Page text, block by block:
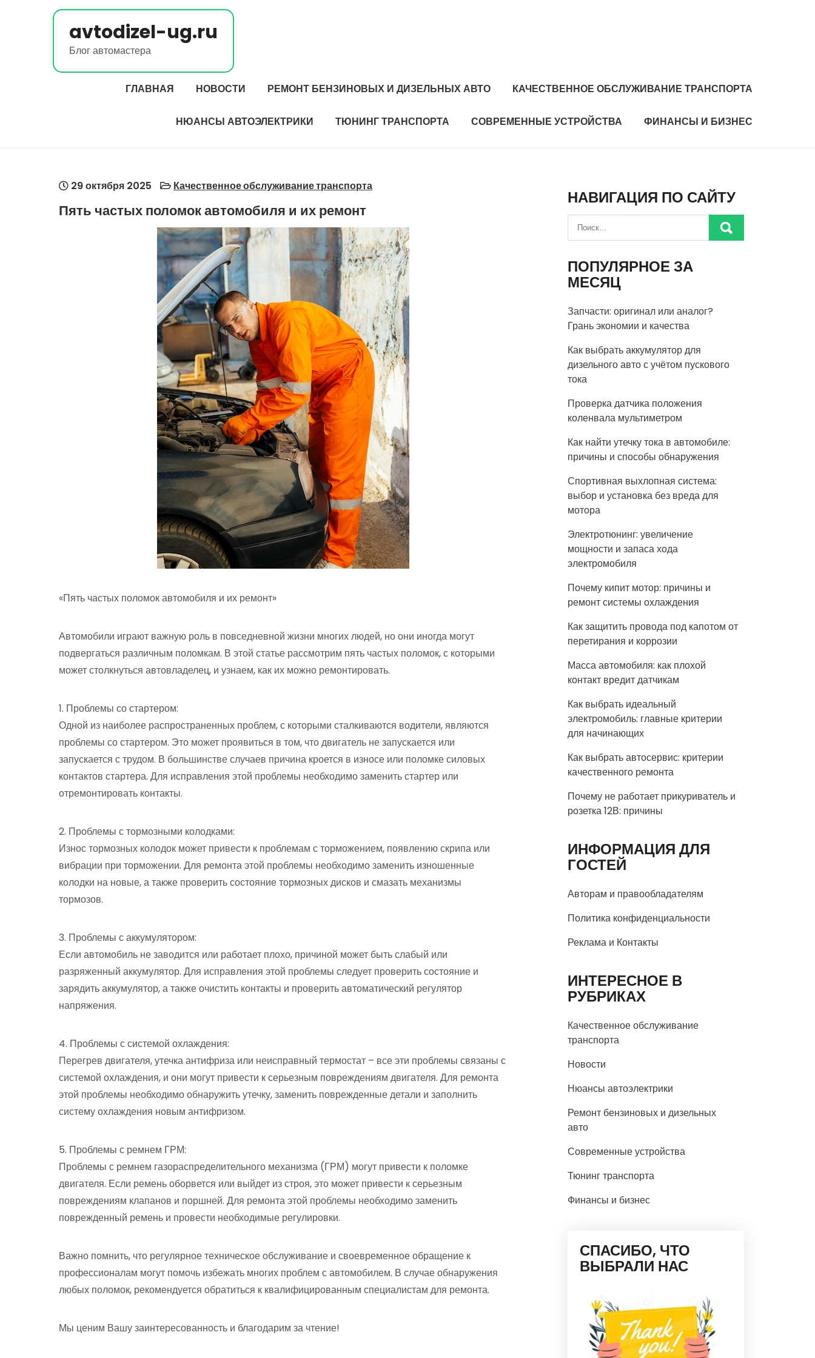
avtodizel-ug.ru
Блог автомастера
ГЛАВНАЯ НОВОСТИ РЕМОНТ БЕНЗИНОВЫХ И ДИЗЕЛЬНЫХ АВТО КАЧЕСТВЕННОЕ ОБСЛУЖИВАНИЕ ТРАНСПОРТА
НЮАНСЫ АВТОЭЛЕКТРИКИ ТЮНИНГ ТРАНСПОРТА СОВРЕМЕННЫЕ УСТРОЙСТВА ФИНАНСЫ И БИЗНЕС
29 октября 2025 Качественное обслуживание транспорта
Пять частых поломок автомобиля и их ремонт
«Пять частых поломок автомобиля и их ремонт»
Автомобили играют важную роль в повседневной жизни многих людей, но они иногда могут
подвергаться различным поломкам. В этой статье рассмотрим пять частых поломок, с которыми
может столкнуться автовладелец, и узнаем, как их можно ремонтировать.
1. Проблемы со стартером:
Одной из наиболее распространенных проблем, с которыми сталкиваются водители, являются
проблемы со стартером. Это может проявиться в том, что двигатель не запускается или
запускается с трудом. В большинстве случаев причина кроется в износе или поломке силовых
контактов стартера. Для исправления этой проблемы необходимо заменить стартер или
отремонтировать контакты.
2. Проблемы с тормозными колодками:
Износ тормозных колодок может привести к проблемам с торможением, появлению скрипа или
вибрации при торможении. Для ремонта этой проблемы необходимо заменить изношенные
колодки на новые, а также проверить состояние тормозных дисков и смазать механизмы
тормозов.
3. Проблемы с аккумулятором:
Если автомобиль не заводится или работает плохо, причиной может быть слабый или
разряженный аккумулятор. Для исправления этой проблемы следует проверить состояние и
зарядить аккумулятор, а также очистить контакты и проверить автоматический регулятор
напряжения.
4. Проблемы с системой охлаждения:
Перегрев двигателя, утечка антифриза или неисправный термостат – все эти проблемы связаны с
системой охлаждения, и они могут привести к серьезным повреждениям двигателя. Для ремонта
этой проблемы необходимо обнаружить утечку, заменить поврежденные детали и заполнить
систему охлаждения новым антифризом.
5. Проблемы с ремнем ГРМ:
Проблемы с ремнем газораспределительного механизма (ГРМ) могут привести к поломке
двигателя. Если ремень оборвется или выйдет из строя, это может привести к серьезным
повреждениям клапанов и поршней. Для ремонта этой проблемы необходимо заменить
поврежденный ремень и провести необходимые регулировки.
Важно помнить, что регулярное техническое обслуживание и своевременное обращение к
профессионалам могут помочь избежать многих проблем с автомобилем. В случае обнаружения
любых поломок, рекомендуется обратиться к квалифицированным специалистам для ремонта.
Мы ценим Вашу заинтересованность и благодарим за чтение!
НАВИГАЦИЯ ПО САЙТУ
ПОПУЛЯРНОЕ ЗА
МЕСЯЦ
Запчасти: оригинал или аналог?
Грань экономии и качества
Как выбрать аккумулятор для
дизельного авто с учётом пускового
тока
Проверка датчика положения
коленвала мультиметром
Как найти утечку тока в автомобиле:
причины и способы обнаружения
Спортивная выхлопная система:
выбор и установка без вреда для
мотора
Электротюнинг: увеличение
мощности и запаса хода
электромобиля
Почему кипит мотор: причины и
ремонт системы охлаждения
Как защитить провода под капотом от
перетирания и коррозии
Масса автомобиля: как плохой
контакт вредит датчикам
Как выбрать идеальный
электромобиль: главные критерии
для начинающих
Как выбрать автосервис: критерии
качественного ремонта
Почему не работает прикуриватель и
розетка 12В: причины
ИНФОРМАЦИЯ ДЛЯ
ГОСТЕЙ
Авторам и правообладателям
Политика конфиденциальности
Реклама и Контакты
ИНТЕРЕСНОЕ В
РУБРИКАХ
Качественное обслуживание
транспорта
Новости
Нюансы автоэлектрики
Ремонт бензиновых и дизельных
авто
Современные устройства
Тюнинг транспорта
Финансы и бизнес
СПАСИБО, ЧТО
ВЫБРАЛИ НАС